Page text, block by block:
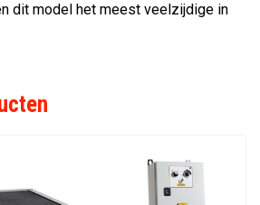
dit model het meest veelzijdige in